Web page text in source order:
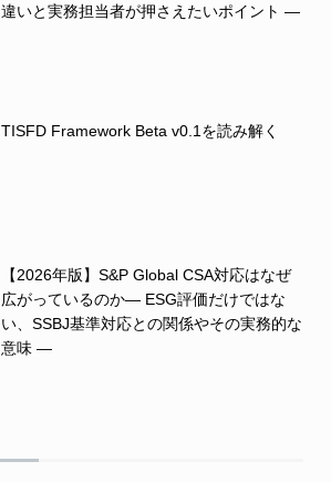
違いと実務担当者が押さえたいポイント ―
TISFD Framework Beta v0.1を読み解く
【2026年版】S&P Global CSA対応はなぜ
広がっているのか― ESG評価だけではな
い、SSBJ基準対応との関係やその実務的な
意味 ―